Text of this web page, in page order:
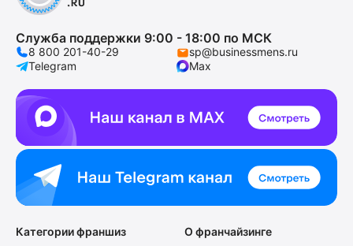
Служба поддержки 9:00 - 18:00 по МСК
8 800 201-40-29
sp@businessmens.ru
Telegram
Max
Категории франшиз
О франчайзинге